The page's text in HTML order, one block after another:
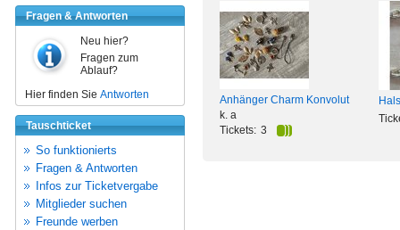
Fragen & Antworten
Neu hier?
Fragen zum
Ablauf?
Hier finden Sie Antworten
Tauschticket
So funktionierts
Fragen & Antworten
Infos zur Ticketvergabe
Mitglieder suchen
Freunde werben
Anhänger Charm Konvolut
k. a
Tickets: 3